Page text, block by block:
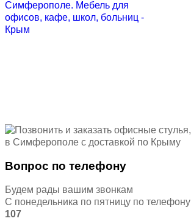
Вопрос по телефону
Будем рады вашим звонкам
С понедельника по пятницу по телефону
107